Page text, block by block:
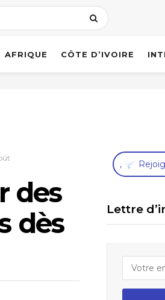
AFRIQUE CÔTE D’IVOIRE
des
dès
,
Lettre